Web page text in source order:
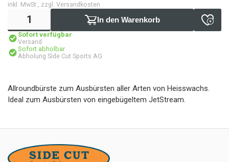
inkl. MwSt., zzgl. Versandkosten
In den Warenkorb
Sofort verfügbar
Versand
Sofort abholbar
Abholung Side Cut Sports AG
Allroundbürste zum Ausbürsten aller Arten von Heisswachs.
Ideal zum Ausbürsten von eingebügeltem JetStream.